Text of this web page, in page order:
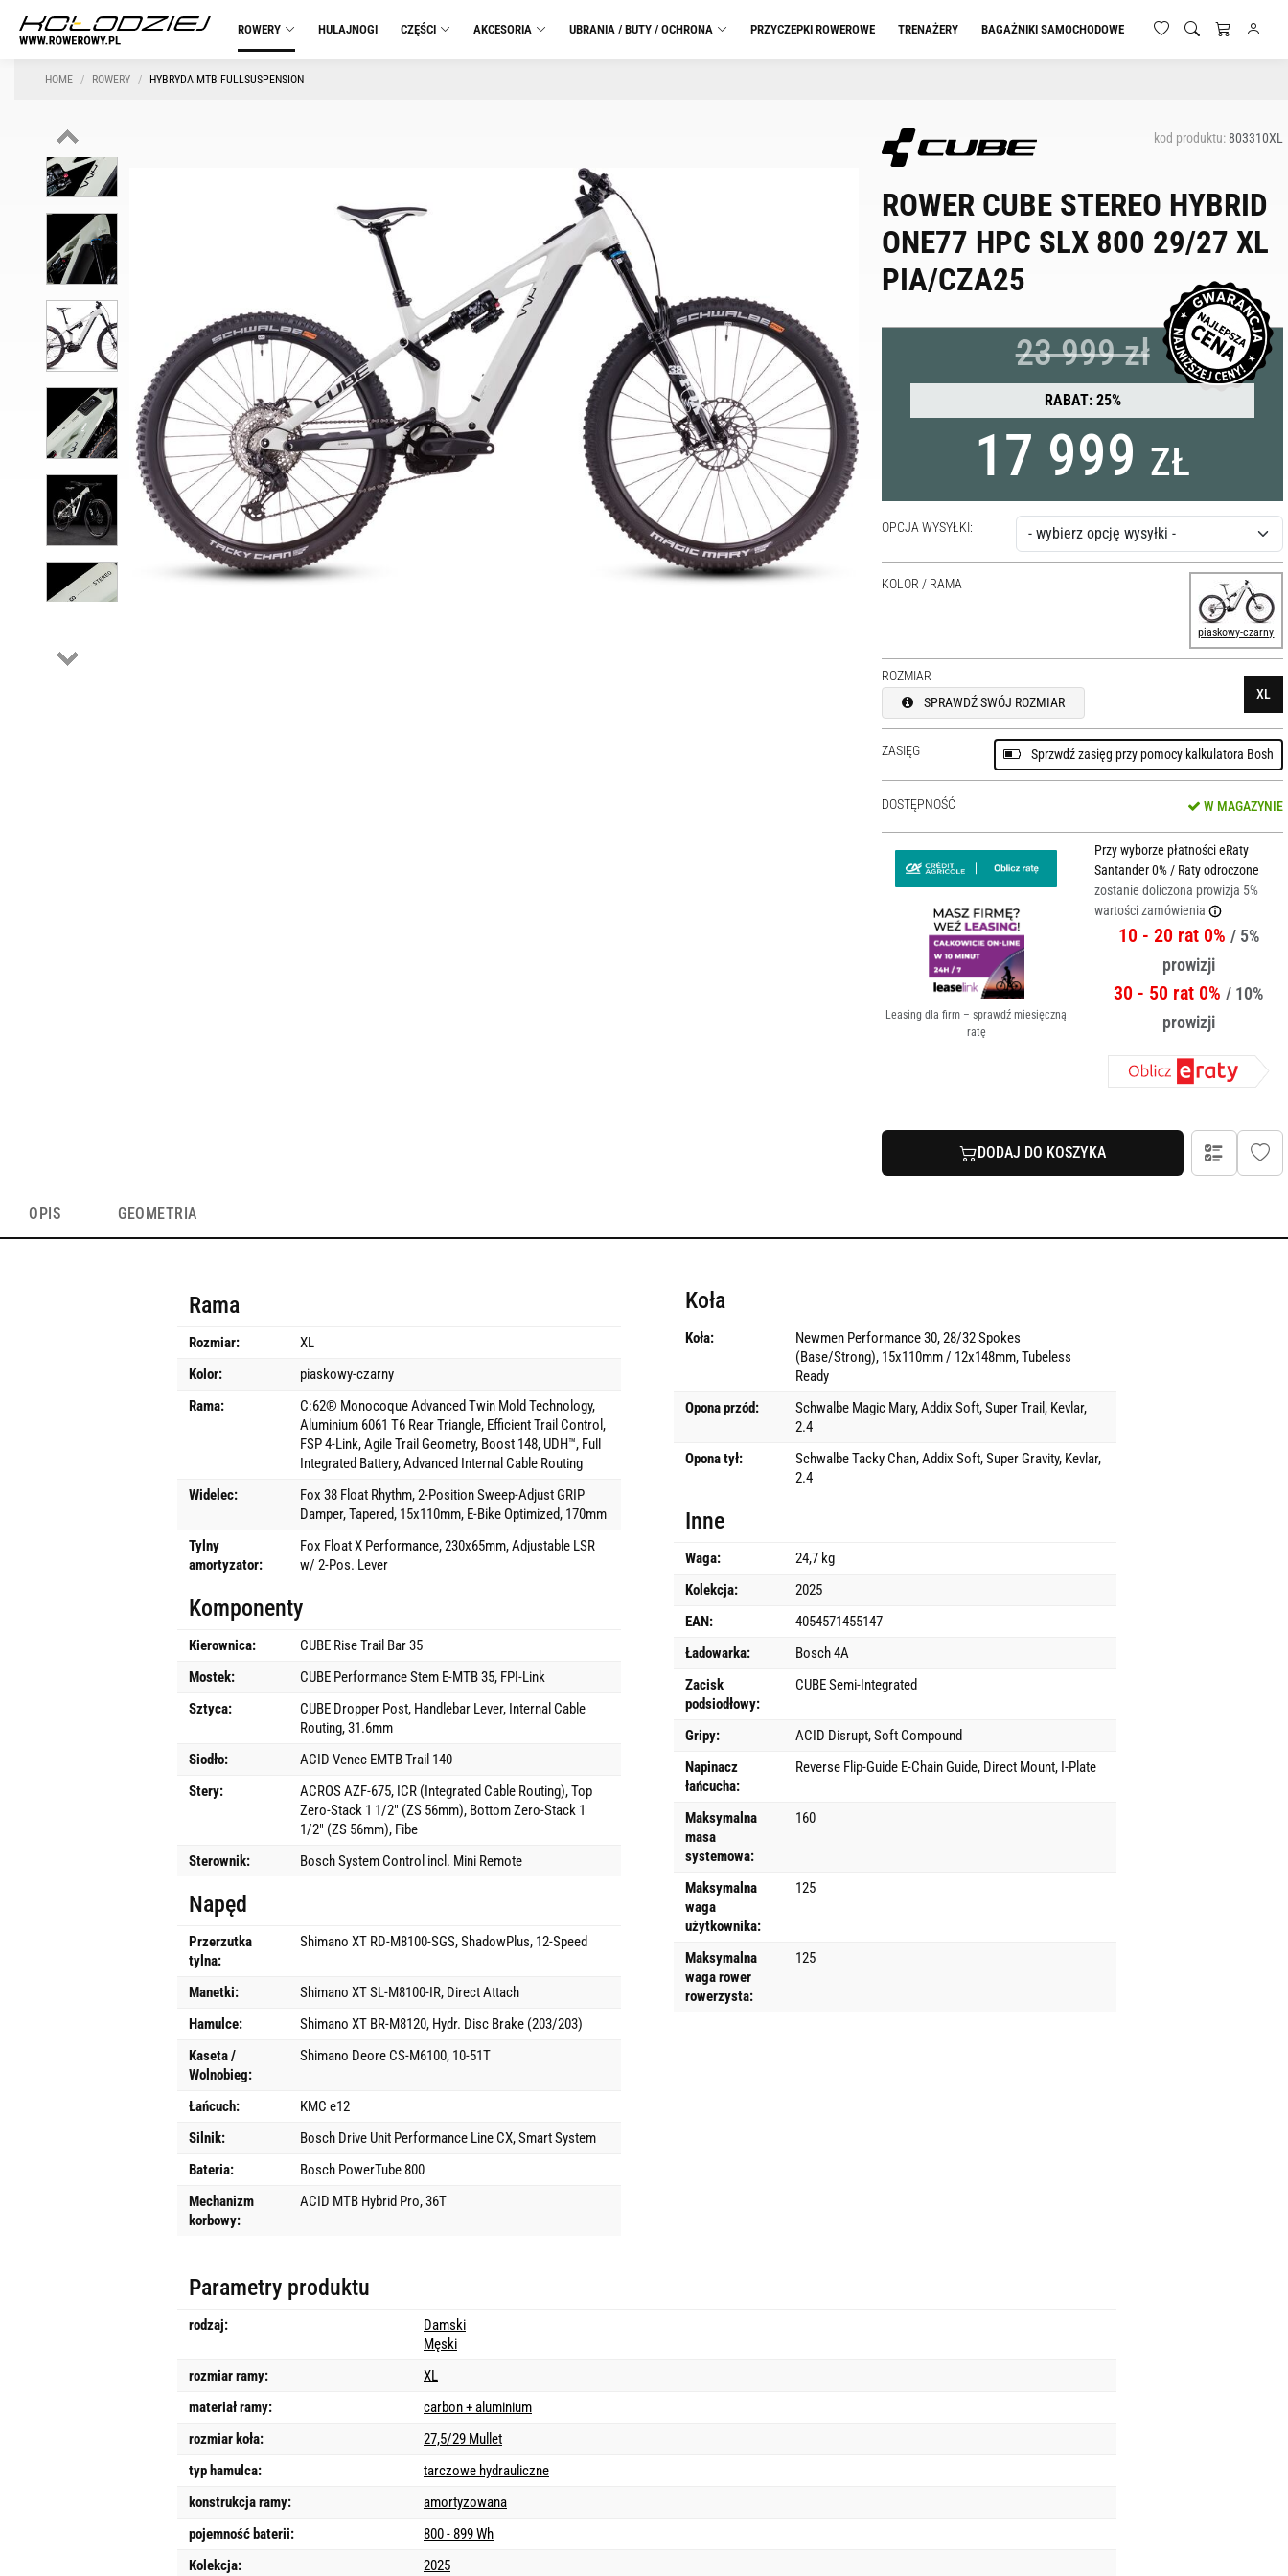
ROWERY HULAJNOGI CZĘŚCI AKCESORIA UBRANIA / BUTY / OCHRONA PRZYCZEPKI ROWEROWE TRENAŻERY BAGAŻNIKI SAMOCHODOWE
HOME ROWERY HYBRYDA MTB FULLSUSPENSION
kod produktu:803310XL
ROWER CUBE STEREO HYBRID
ONE77 HPC SLX 800 29/27 XL
PIA/CZA25
23 999 zł
RABAT: 25%
17 999 ZŁ
OPCJA WYSYŁKI:
KOLOR / RAMA
piaskowy-czarny
ROZMIAR
SPRAWDŹ SWÓJ ROZMIAR
XL
ZASIĘG Sprzwdź zasięg przy pomocy kalkulatora Bosh
DOSTĘPNOŚĆ W MAGAZYNIE
Leasing dla firm – sprawdź miesięczną
ratę
Przy wyborze płatności eRaty
Santander 0% / Raty odroczone
zostanie doliczona prowizja 5%
wartości zamówienia
10 - 20 rat 0% / 5%
prowizji
30 - 50 rat 0%/ 10%
prowizji
DODAJ DO KOSZYKA
OPIS GEOMETRIA
Rama
Rozmiar:
XL
Kolor:
piaskowy-czarny
Rama:
C:62® Monocoque Advanced Twin Mold Technology,
Aluminium 6061 T6 Rear Triangle, Efficient Trail Control,
FSP 4-Link, Agile Trail Geometry, Boost 148, UDH™, Full
Integrated Battery, Advanced Internal Cable Routing
Widelec:
Fox 38 Float Rhythm, 2-Position Sweep-Adjust GRIP
Damper, Tapered, 15x110mm, E-Bike Optimized, 170mm
Tylny
amortyzator:
Fox Float X Performance, 230x65mm, Adjustable LSR
w/ 2-Pos. Lever
Komponenty
Kierownica:
CUBE Rise Trail Bar 35
Mostek:
CUBE Performance Stem E-MTB 35, FPI-Link
Sztyca:
CUBE Dropper Post, Handlebar Lever, Internal Cable
Routing, 31.6mm
Siodło:
ACID Venec EMTB Trail 140
Stery:
ACROS AZF-675, ICR (Integrated Cable Routing), Top
Zero-Stack 1 1/2" (ZS 56mm), Bottom Zero-Stack 1
1/2" (ZS 56mm), Fibe
Sterownik:
Bosch System Control incl. Mini Remote
Napęd
Przerzutka
tylna:
Shimano XT RD-M8100-SGS, ShadowPlus, 12-Speed
Manetki:
Shimano XT SL-M8100-IR, Direct Attach
Hamulce:
Shimano XT BR-M8120, Hydr. Disc Brake (203/203)
Kaseta /
Wolnobieg:
Shimano Deore CS-M6100, 10-51T
Łańcuch:
KMC e12
Silnik:
Bosch Drive Unit Performance Line CX, Smart System
Bateria:
Bosch PowerTube 800
Mechanizm
korbowy:
ACID MTB Hybrid Pro, 36T
Koła
Koła:
Newmen Performance 30, 28/32 Spokes
(Base/Strong), 15x110mm / 12x148mm, Tubeless
Ready
Opona przód:
Schwalbe Magic Mary, Addix Soft, Super Trail, Kevlar,
2.4
Opona tył:
Schwalbe Tacky Chan, Addix Soft, Super Gravity, Kevlar,
2.4
Inne
Waga:
24,7 kg
Kolekcja:
2025
EAN:
4054571455147
Ładowarka:
Bosch 4A
Zacisk
podsiodłowy:
CUBE Semi-Integrated
Gripy:
ACID Disrupt, Soft Compound
Napinacz
łańcucha:
Reverse Flip-Guide E-Chain Guide, Direct Mount, I-Plate
Maksymalna
masa
systemowa:
160
Maksymalna
waga
użytkownika:
125
Maksymalna
waga rower
rowerzysta:
125
Parametry produktu
rodzaj:
Damski
Męski
rozmiar ramy:
XL
materiał ramy:
carbon + aluminium
rozmiar koła:
27,5/29 Mullet
typ hamulca:
tarczowe hydrauliczne
konstrukcja ramy:
amortyzowana
pojemność baterii:
800 - 899 Wh
Kolekcja:
2025